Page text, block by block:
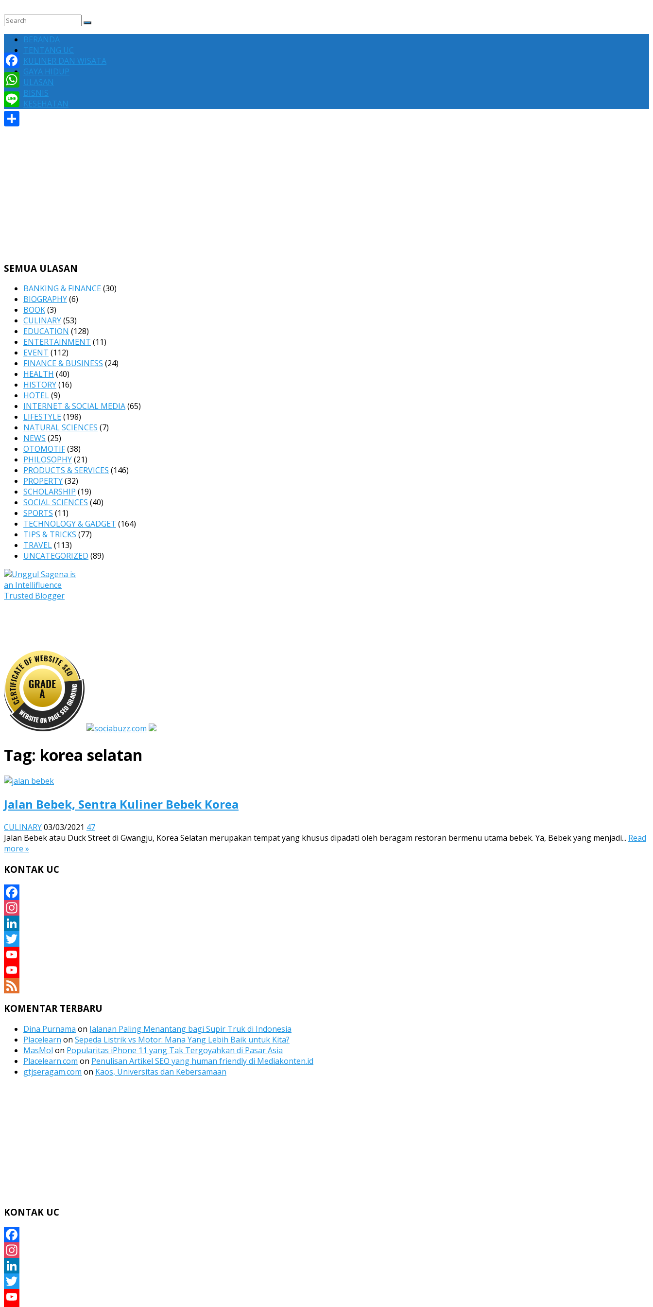
BERANDA
TENTANG UC
KULINER DAN WISATA
GAYA HIDUP
ULASAN
BISNIS
KESEHATAN
SEMUA ULASAN
BANKING & FINANCE(30)
BIOGRAPHY(6)
BOOK(3)
CULINARY(53)
EDUCATION (128)
ENTERTAINMENT (11)
EVENT (112)
FINANCE & BUSINESS (24)
HEALTH (40)
HISTORY(16)
HOTEL(9)
INTERNET & SOCIAL MEDIA(65)
LIFESTYLE(198)
NATURAL SCIENCES (7)
NEWS (25)
OTOMOTIF(38)
PHILOSOPHY(21)
PRODUCTS & SERVICES (146)
PROPERTY(32)
SCHOLARSHIP (19)
SOCIAL SCIENCES (40)
SPORTS (11)
TECHNOLOGY & GADGET (164)
TIPS & TRICKS (77)
TRAVEL(113)
UNCATEGORIZED (89)
Tag: korea selatan
Jalan Bebek, Sentra Kuliner Bebek Korea
CULINARY03/03/2021 47
Jalan Bebek atau Duck Street di Gwangju, Korea Selatan merupakan tempat yang khusus dipadati oleh beragam restoran bermenu utama bebek. Ya, Bebek yang menjadi... Read
more »
KONTAK UC
Facebook
Instagram
LinkedIn
Twitter
YouTube
YouTube
KOMENTAR TERBARU
Dina Purnama on Jalanan Paling Menantang bagi Supir Truk di Indonesia
Placelearn on Sepeda Listrik vs Motor: Mana Yang Lebih Baik untuk Kita?
MasMol on Popularitas iPhone 11 yang Tak Tergoyahkan di Pasar Asia
Placelearn.com on Penulisan Artikel SEO yang human friendly di Mediakonten.id
gtjseragam.com on Kaos, Universitas dan Kebersamaan
KONTAK UC
Facebook
Instagram
LinkedIn
Twitter
Facebook
WhatsApp
Line